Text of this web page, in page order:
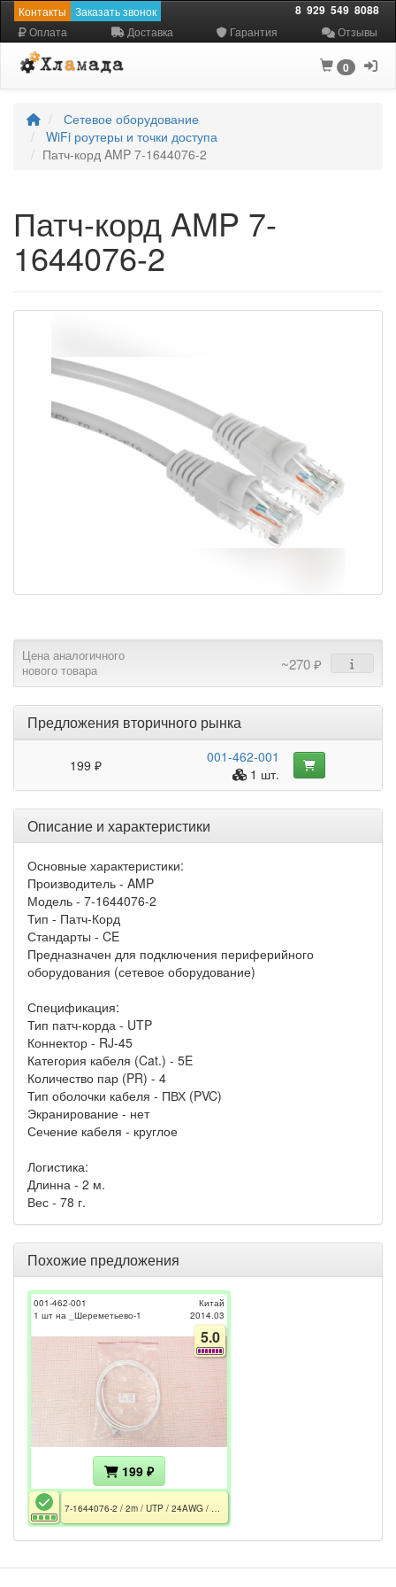
Контакты Заказать звонок 8 929 549 8088
Оплата Доставка Гарантия Отзывы
0
Сетевое оборудование
WiFi роутеры и точки доступа
Патч-корд AMP 7-1644076-2
Патч-корд AMP 7-
1644076-2
Цена аналогичного
нового товара
~270 ₽
Предложения вторичного рынка
199 ₽
001-462-001
1 шт.
Описание и характеристики
Основные характеристики:
Производитель - AMP
Модель - 7-1644076-2
Тип - Патч-Корд
Стандарты - CE
Предназначен для подключения периферийного
оборудования (сетевое оборудование)
Спецификация:
Тип патч-корда - UTP
Коннектор - RJ-45
Категория кабеля (Cat.) - 5E
Количество пар (PR) - 4
Тип оболочки кабеля - ПВХ (PVC)
Экранирование - нет
Сечение кабеля - круглое
Логистика:
Длинна - 2 м.
Вес - 78 г.
Похожие предложения
001-462-001
1 шт на _Шереметьево-1
Китай
2014.03
5.0
199 ₽
7-1644076-2 / 2m / UTP / 24AWG / Cat.5e / 4PR / PVC / RJ-45 / Белый